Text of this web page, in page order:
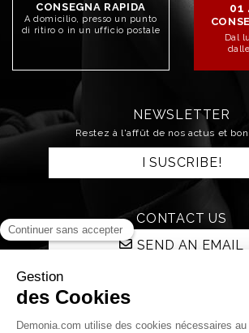
CONSEGNA RAPIDA
A domicilio, presso un punto
di ritiro o in un ufficio postale
01
Dal
NEWSLETTER
Restez à l'affût de nos actus et
I SUSCRIBE!
CONTACT US
SEND AN EMAIL
STAY CONNECTED!